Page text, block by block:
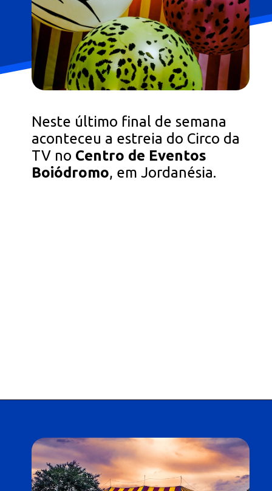
Neste último final de semana
aconteceu a estreia do Circo da
TV no Centro de Eventos
Boiódromo, em Jordanésia.